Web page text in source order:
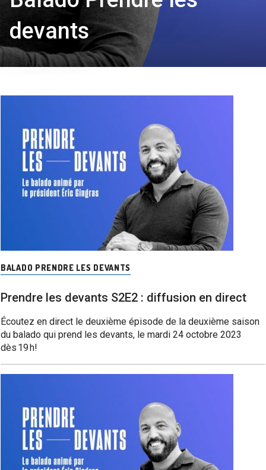
devants
BALADO PRENDRE LES DEVANTS
Prendre les devants S2E2 : diffusion en direct
Écoutez en direct le deuxième épisode de la deuxième saison
du balado qui prend les devants, le mardi 24 octobre 2023
dès 19 h!